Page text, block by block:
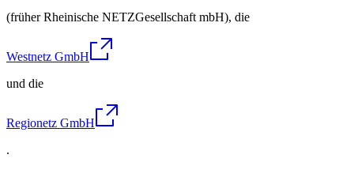
(früher Rheinische NETZGesellschaft mbH), die
Westnetz GmbH
und die
Regionetz GmbH
.